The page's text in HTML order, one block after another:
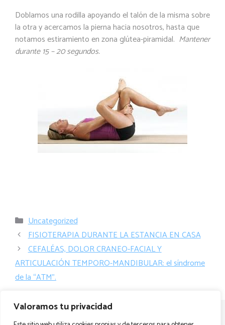
Valoramos tu privacidad
Doblamos una rodilla apoyando el talón de la misma sobre
la otra y acercamos la pierna hacia nosotros, hasta que
notamos estiramiento en zona glútea-piramidal. Mantener
durante 15 – 20 segundos.
Categorías
Uncategorized
FISIOTERAPIA DURANTE LA ESTANCIA EN CASA
CEFALÉAS, DOLOR CRANEO-FACIAL Y
ARTICULACIÓN TEMPORO-MANDIBULAR: el síndrome
de la “ATM”.